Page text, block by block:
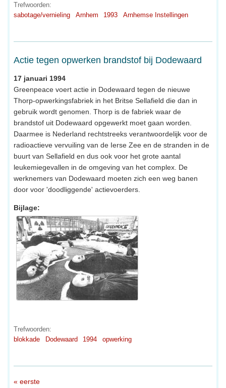
Trefwoorden:
sabotage/vernieling
Arnhem 1993 Arnhemse Instellingen
Actie tegen opwerken brandstof bij Dodewaard
17 januari 1994
Greenpeace voert actie in Dodewaard tegen de nieuwe
Thorp-opwerkingsfabriek in het Britse Sellafield die dan in
gebruik wordt genomen. Thorp is de fabriek waar de
brandstof uit Dodewaard opgewerkt moet gaan worden.
Daarmee is Nederland rechtstreeks verantwoordelijk voor de
radioactieve vervuiling van de Ierse Zee en de stranden in de
buurt van Sellafield en dus ook voor het grote aantal
leukemiegevallen in de omgeving van het complex. De
werknemers van Dodewaard moeten zich een weg banen
door voor 'doodliggende' actievoerders.
Bijlage:
Trefwoorden:
blokkade
Dodewaard 1994 opwerking
« eerste